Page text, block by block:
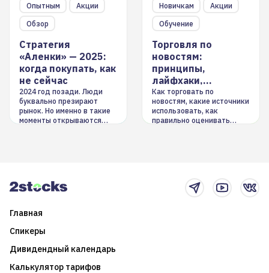
Опытным
Акции
Обзор
Стратегия
«Аленки» — 2025:
когда покупать, как
не сейчас
2024 год позади. Люди
буквально презирают
рынок. Но именно в такие
моменты открываются
Новичкам
Акции
Обучение
Торговля по
новостям:
принципы,
лайфхаки,
инструменты
Как торговать по
новостям, какие источники
использовать, как
правильно оценивать
Главная
Спикеры
Дивидендный календарь
Калькулятор тарифов